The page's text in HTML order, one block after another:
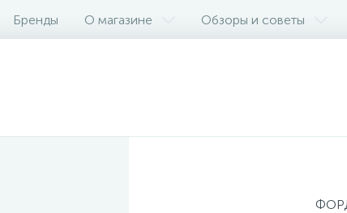
Бренды О магазине Обзоры и советы